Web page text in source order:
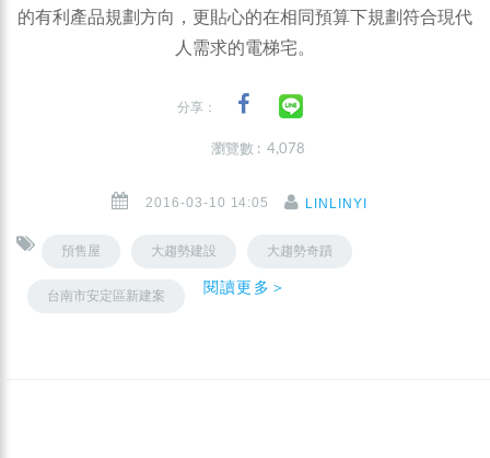
的有利產品規劃方向，更貼心的在相同預算下規劃符合現代
人需求的電梯宅。
分享：
瀏覽數 : 4,078
2016-03-10 14:05 LINLINYI
預售屋 大趨勢建設 大趨勢奇蹟
台南市安定區新建案 閱讀更多＞